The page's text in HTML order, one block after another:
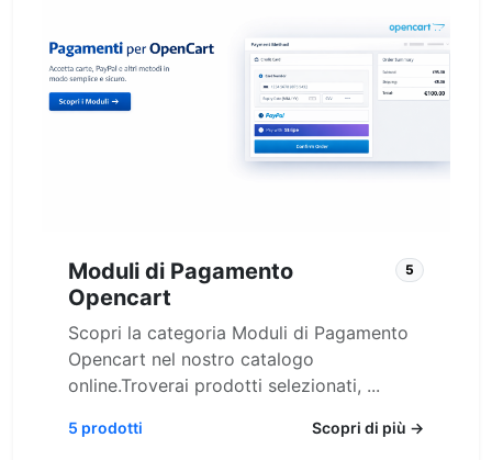
Moduli di Pagamento
Opencart
5
Scopri la categoria Moduli di Pagamento
Opencart nel nostro catalogo
online.Troverai prodotti selezionati, ...
5 prodotti Scopri di più →